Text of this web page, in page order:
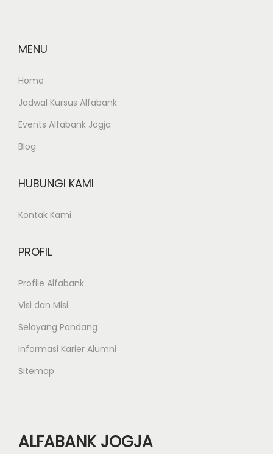
MENU
Home
Jadwal Kursus Alfabank
Events Alfabank Jogja
Blog
HUBUNGI KAMI
Kontak Kami
PROFIL
Profile Alfabank
Visi dan Misi
Selayang Pandang
Informasi Karier Alumni
Sitemap
ALFABANK JOGJA